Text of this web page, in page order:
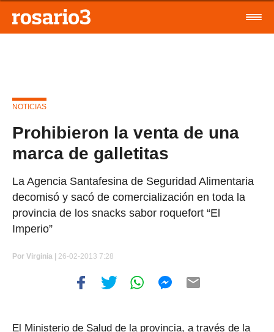
NOTICIAS
Prohibieron la venta de una
marca de galletitas
La Agencia Santafesina de Seguridad Alimentaria
decomisó y sacó de comercialización en toda la
provincia de los snacks sabor roquefort “El
Imperio”
Por Virginia | 26-02-2013 7:28
El Ministerio de Salud de la provincia, a través de la